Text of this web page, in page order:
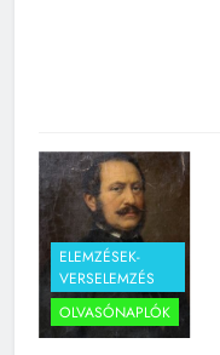
ELEMZÉSEK-
VERSELEMZÉS
OLVASÓNAPLÓK